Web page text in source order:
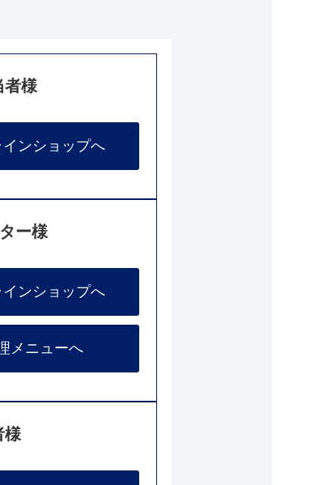
者様
ンショップへ
ー様
ンショップへ
メニューへ
様